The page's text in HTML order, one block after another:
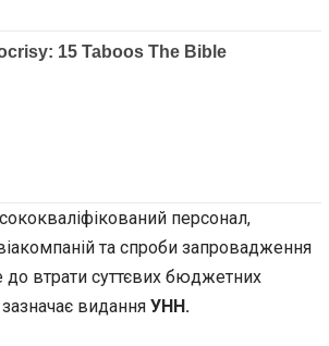
персонал,
та спроби запровадження
до втрати суттєвих бюджетних
видання УНН.